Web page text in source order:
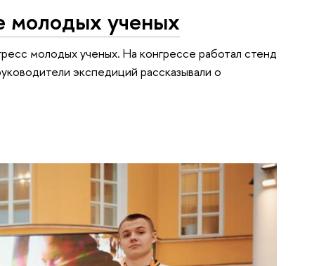
молодых ученых
молодых ученых. На конгрессе работал стенд
экспедиций рассказывали о